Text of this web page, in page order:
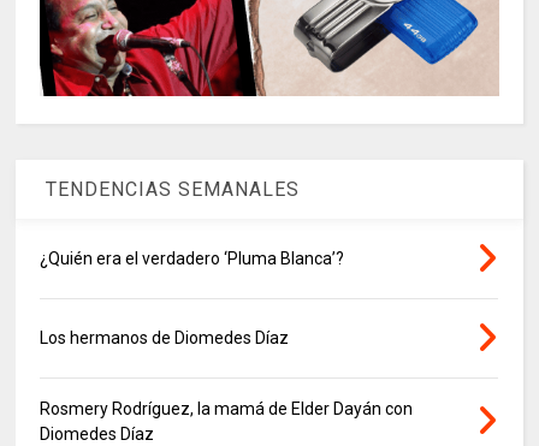
TENDENCIAS SEMANALES
¿Quién era el verdadero ‘Pluma Blanca’?
Los hermanos de Diomedes Díaz
Rosmery Rodríguez, la mamá de Elder Dayán con
Diomedes Díaz